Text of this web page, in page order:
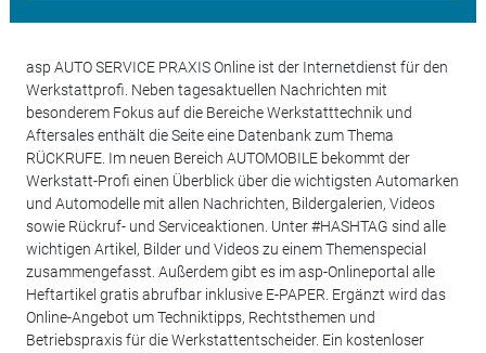
asp AUTO SERVICE PRAXIS Online ist der Internetdienst für den
Werkstattprofi. Neben tagesaktuellen Nachrichten mit
besonderem Fokus auf die Bereiche Werkstatttechnik und
Aftersales enthält die Seite eine Datenbank zum Thema
RÜCKRUFE. Im neuen Bereich AUTOMOBILE bekommt der
Werkstatt-Profi einen Überblick über die wichtigsten Automarken
und Automodelle mit allen Nachrichten, Bildergalerien, Videos
sowie Rückruf- und Serviceaktionen. Unter #HASHTAG sind alle
wichtigen Artikel, Bilder und Videos zu einem Themenspecial
zusammengefasst. Außerdem gibt es im asp-Onlineportal alle
Heftartikel gratis abrufbar inklusive E-PAPER. Ergänzt wird das
Online-Angebot um Techniktipps, Rechtsthemen und
Betriebspraxis für die Werkstattentscheider. Ein kostenloser